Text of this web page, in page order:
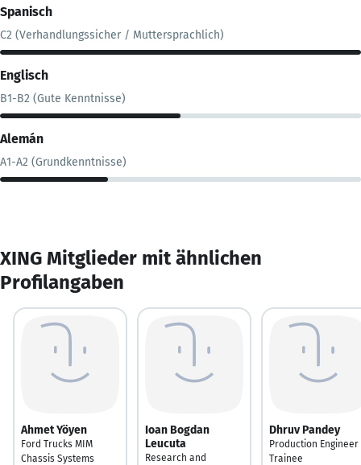
Spanisch
C2 (Verhandlungssicher / Muttersprachlich)
Englisch
B1-B2 (Gute Kenntnisse)
Alemán
A1-A2 (Grundkenntnisse)
XING Mitglieder mit ähnlichen
Profilangaben
Ahmet Yöyen
Ford Trucks MIM
Chassis Systems
Ioan Bogdan
Leucuta
Research and
Dhruv Pandey
Production Engineer
Trainee